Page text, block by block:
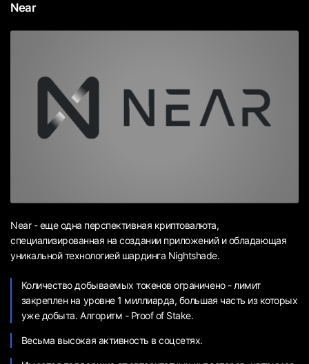
Near
Near - еще одна перспективная криптовалюта,
специализированная на создании приложений и обладающая
уникальной технологией шардинга Nightshade.
Количество добываемых токенов ограничено - лимит
закреплен на уровне 1 миллиарда, большая часть из которых
уже добыта. Алгоритм - Proof of Stake.
Весьма высокая активность в соцсетях.